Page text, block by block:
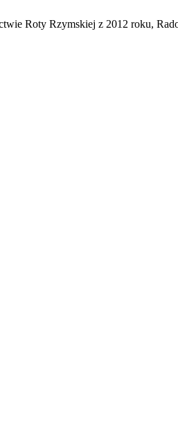
Roty Rzymskiej z 2012 roku,